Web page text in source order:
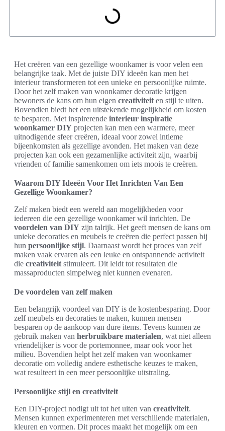
Het creëren van een gezellige woonkamer is voor velen een
belangrijke taak. Met de juiste DIY ideeën kan men het
interieur transformeren tot een unieke en persoonlijke ruimte.
Door het zelf maken van woonkamer decoratie krijgen
bewoners de kans om hun eigen creativiteit en stijl te uiten.
Bovendien biedt het een uitstekende mogelijkheid om kosten
te besparen. Met inspirerende interieur inspiratie
woonkamer DIY projecten kan men een warmere, meer
uitnodigende sfeer creëren, ideaal voor zowel intieme
bijeenkomsten als gezellige avonden. Het maken van deze
projecten kan ook een gezamenlijke activiteit zijn, waarbij
vrienden of familie samenkomen om iets moois te creëren.
Waarom DIY Ideeën Voor Het Inrichten Van Een
Gezellige Woonkamer?
Zelf maken biedt een wereld aan mogelijkheden voor
iedereen die een gezellige woonkamer wil inrichten. De
voordelen van DIY zijn talrijk. Het geeft mensen de kans om
unieke decoraties en meubels te creëren die perfect passen bij
hun persoonlijke stijl. Daarnaast wordt het proces van zelf
maken vaak ervaren als een leuke en ontspannende activiteit
die creativiteit stimuleert. Dit leidt tot resultaten die
massaproducten simpelweg niet kunnen evenaren.
De voordelen van zelf maken
Een belangrijk voordeel van DIY is de kostenbesparing. Door
zelf meubels en decoraties te maken, kunnen mensen
besparen op de aankoop van dure items. Tevens kunnen ze
gebruik maken van herbruikbare materialen, wat niet alleen
vriendelijker is voor de portemonnee, maar ook voor het
milieu. Bovendien helpt het zelf maken van woonkamer
decoratie om volledig andere esthetische keuzes te maken,
wat resulteert in een meer persoonlijke uitstraling.
Persoonlijke stijl en creativiteit
Een DIY-project nodigt uit tot het uiten van creativiteit.
Mensen kunnen experimenteren met verschillende materialen,
kleuren en vormen. Dit proces maakt het mogelijk om een